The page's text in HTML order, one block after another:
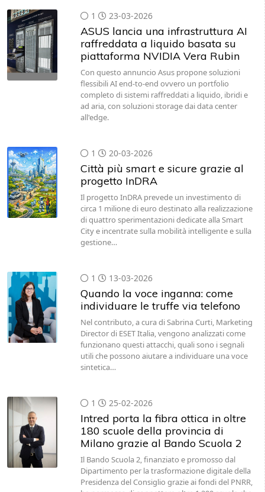
1 23-03-2026
ASUS lancia una infrastruttura AI
raffreddata a liquido basata su
piattaforma NVIDIA Vera Rubin
Con questo annuncio Asus propone soluzioni
flessibili AI end-to-end ovvero un portfolio
completo di sistemi raffreddati a liquido, ibridi e
ad aria, con soluzioni storage dai data center
all'edge.
1 20-03-2026
Città più smart e sicure grazie al
progetto InDRA
Il progetto InDRA prevede un investimento di
circa 1 milione di euro destinato alla realizzazione
di quattro sperimentazioni dedicate alla Smart
City e incentrate sulla mobilità intelligente e sulla
gestione…
1 13-03-2026
Quando la voce inganna: come
individuare le truffe via telefono
Nel contributo, a cura di Sabrina Curti, Marketing
Director di ESET Italia, vengono analizzati come
funzionano questi attacchi, quali sono i segnali
utili che possono aiutare a individuare una voce
sintetica…
1 25-02-2026
Intred porta la fibra ottica in oltre
180 scuole della provincia di
Milano grazie al Bando Scuola 2
Il Bando Scuola 2, finanziato e promosso dal
Dipartimento per la trasformazione digitale della
Presidenza del Consiglio grazie ai fondi del PNRR,